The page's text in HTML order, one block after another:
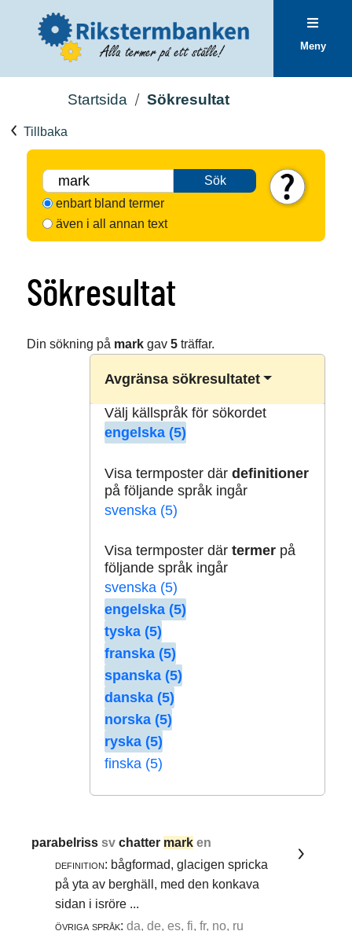
Meny
Startsida Sökresultat
Tillbaka
Sök
enbart bland termer
även i all annan text
Sökresultat
Din sökning på markgav 5träffar.
Avgränsa sökresultatet
Välj källspråk för sökordet
engelska (5)
Visa termposter där definitioner
på följande språk ingår
svenska (5)
Visa termposter där termerpå
följande språk ingår
svenska (5)
engelska (5)
tyska (5)
franska (5)
spanska (5)
danska (5)
norska (5)
ryska (5)
finska (5)
parabelrisssvchatter mark en
definition: bågformad, glacigen spricka
på yta av berghäll, med den konkava
sidan i isröre ...
övriga språk: da, de, es, fi, fr, no, ru